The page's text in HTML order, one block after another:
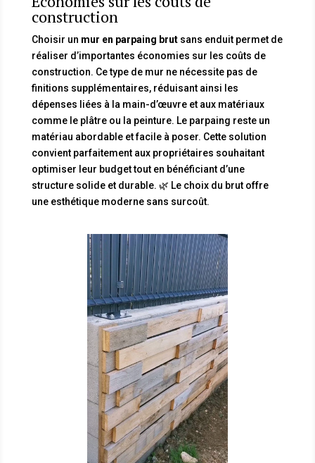
construction
Choisir un mur en parpaing brutsans enduit permet de
réaliser d’importantes économies sur les coûts de
construction. Ce type de mur ne nécessite pas de
finitions supplémentaires, réduisant ainsi les
dépenses liées à la main-d’œuvre et aux matériaux
comme le plâtre ou la peinture. Le parpaing reste un
matériau abordable et facile à poser. Cette solution
convient parfaitement aux propriétaires souhaitant
optimiser leur budget tout en bénéficiant d’une
structure solide et durable. 🌿 Le choix du brut offre
une esthétique moderne sans surcoût.